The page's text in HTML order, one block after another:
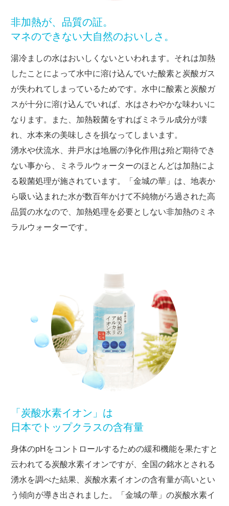
非加熱が、品質の証。
マネのできない大自然のおいしさ。
湯冷ましの水はおいしくないといわれます。それは加熱
したことによって水中に溶け込んでいた酸素と炭酸ガス
が失われてしまっているためです。水中に酸素と炭酸ガ
スが十分に溶け込んでいれば、水はさわやかな味わいに
なります。また、加熱殺菌をすればミネラル成分が壊
れ、水本来の美味しさを損なってしまいます。
湧水や伏流水、井戸水は地層の浄化作用は殆ど期待でき
ない事から、ミネラルウォーターのほとんどは加熱によ
る殺菌処理が施されています。
「金城の華」は、地表か
ら吸い込まれた水が数百年かけて不純物がろ過された高
品質の水なので、加熱処理を必要としない非加熱のミネ
ラルウォーターです。
「炭酸水素イオン」は
日本でトップクラスの含有量
身体のpHをコントロールするための緩和機能を果たすと
云われてる炭酸水素イオンですが、全国の銘水とされる
湧水を調べた結果、炭酸水素イオンの含有量が高いとい
う傾向が導き出されました。「金城の華」の炭酸水素イ